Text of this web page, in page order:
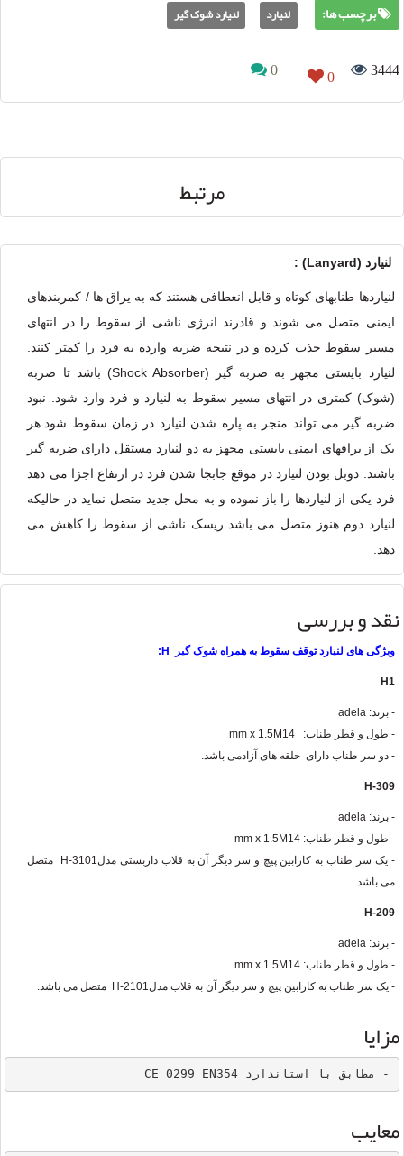
برچسب ها: لنیارد لنیارد شوک گیر
3444
0
0
مرتبط
لنيارد (Lanyard) :
لنیاردها طنابهای کوتاه و قابل انعطافی هستند که به یراق ها / کمربندهای
ایمنی متصل می شوند و قادرند انرژی ناشی از سقوط را در انتهای
مسیر سقوط جذب کرده و در نتیجه ضربه وارده به فرد را کمتر کنند.
لنیارد بایستی مجهز به ضربه گیر (Shock Absorber) باشد تا ضربه
(شوک) کمتری در انتهای مسیر سقوط به لنیارد و فرد وارد شود. نبود
ضربه گیر می تواند منجر به پاره شدن لنیارد در زمان سقوط شود.هر
یک از یراقهای ایمنی بایستی مجهز به دو لنیارد مستقل دارای ضربه گیر
باشند. دوبل بودن لنیارد در موقع جابجا شدن فرد در ارتفاع اجزا می دهد
فرد یکی از لنیاردها را باز نموده و به محل جدید متصل نماید در حالیکه
لنیارد دوم هنوز متصل می باشد ریسک ناشی از سقوط را کاهش می
دهد.
نقد و بررسی
ویژگی های لنیارد توقف سقوط به همراه شوک گیر H:
H1
- برند: adela
- طول و قطر طناب: 14
mm x 1.5M
- دو سر طناب دارای حلقه های آزادمی باشد.
H-309
- برند: adela
- طول و قطر طناب: 14
mm x 1.5M
- یک سر طناب به کارابین پیچ و سر دیگر آن به قلاب داربستی مدل H-3101 متصل
می باشد.
H-209
- برند: adela
- طول و قطر طناب: 14
mm x 1.5M
- یک سر طناب به کارابین پیچ و سر دیگر آن به قلاب مدل H-2101 متصل می باشد.
مزایا
- مطابق با استاندارد CE 0299 EN354
معایب